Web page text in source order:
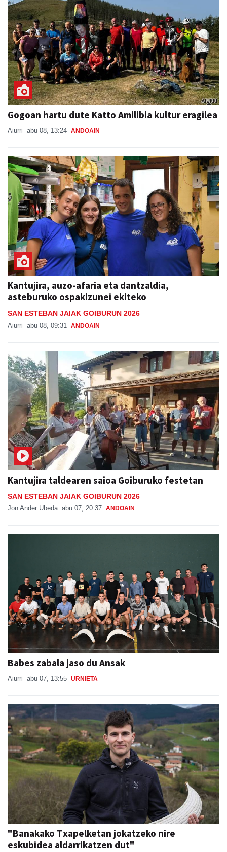
Gogoan hartu dute Katto Amilibia kultur eragilea
Aiurri abu 08, 13:24 ANDOAIN
Kantujira, auzo-afaria eta dantzaldia,
asteburuko ospakizunei ekiteko
SAN ESTEBAN JAIAK GOIBURUN 2026
Aiurri abu 08, 09:31 ANDOAIN
Kantujira taldearen saioa Goiburuko festetan
SAN ESTEBAN JAIAK GOIBURUN 2026
Jon Ander Ubeda abu 07, 20:37 ANDOAIN
Babes zabala jaso du Ansak
Aiurri abu 07, 13:55 URNIETA
"Banakako Txapelketan jokatzeko nire
eskubidea aldarrikatzen dut"